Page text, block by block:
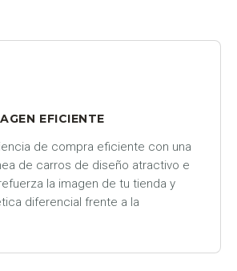
EFICIENTE
de compra eficiente con una
de carros de diseño atractivo e
la imagen de tu tienda y
diferencial frente a la